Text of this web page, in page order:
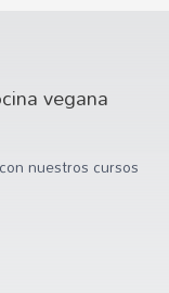
vegana
nuestros cursos